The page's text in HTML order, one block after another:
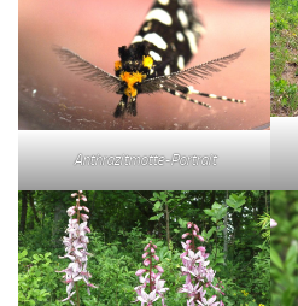
Anthrazitmotte-Portrait